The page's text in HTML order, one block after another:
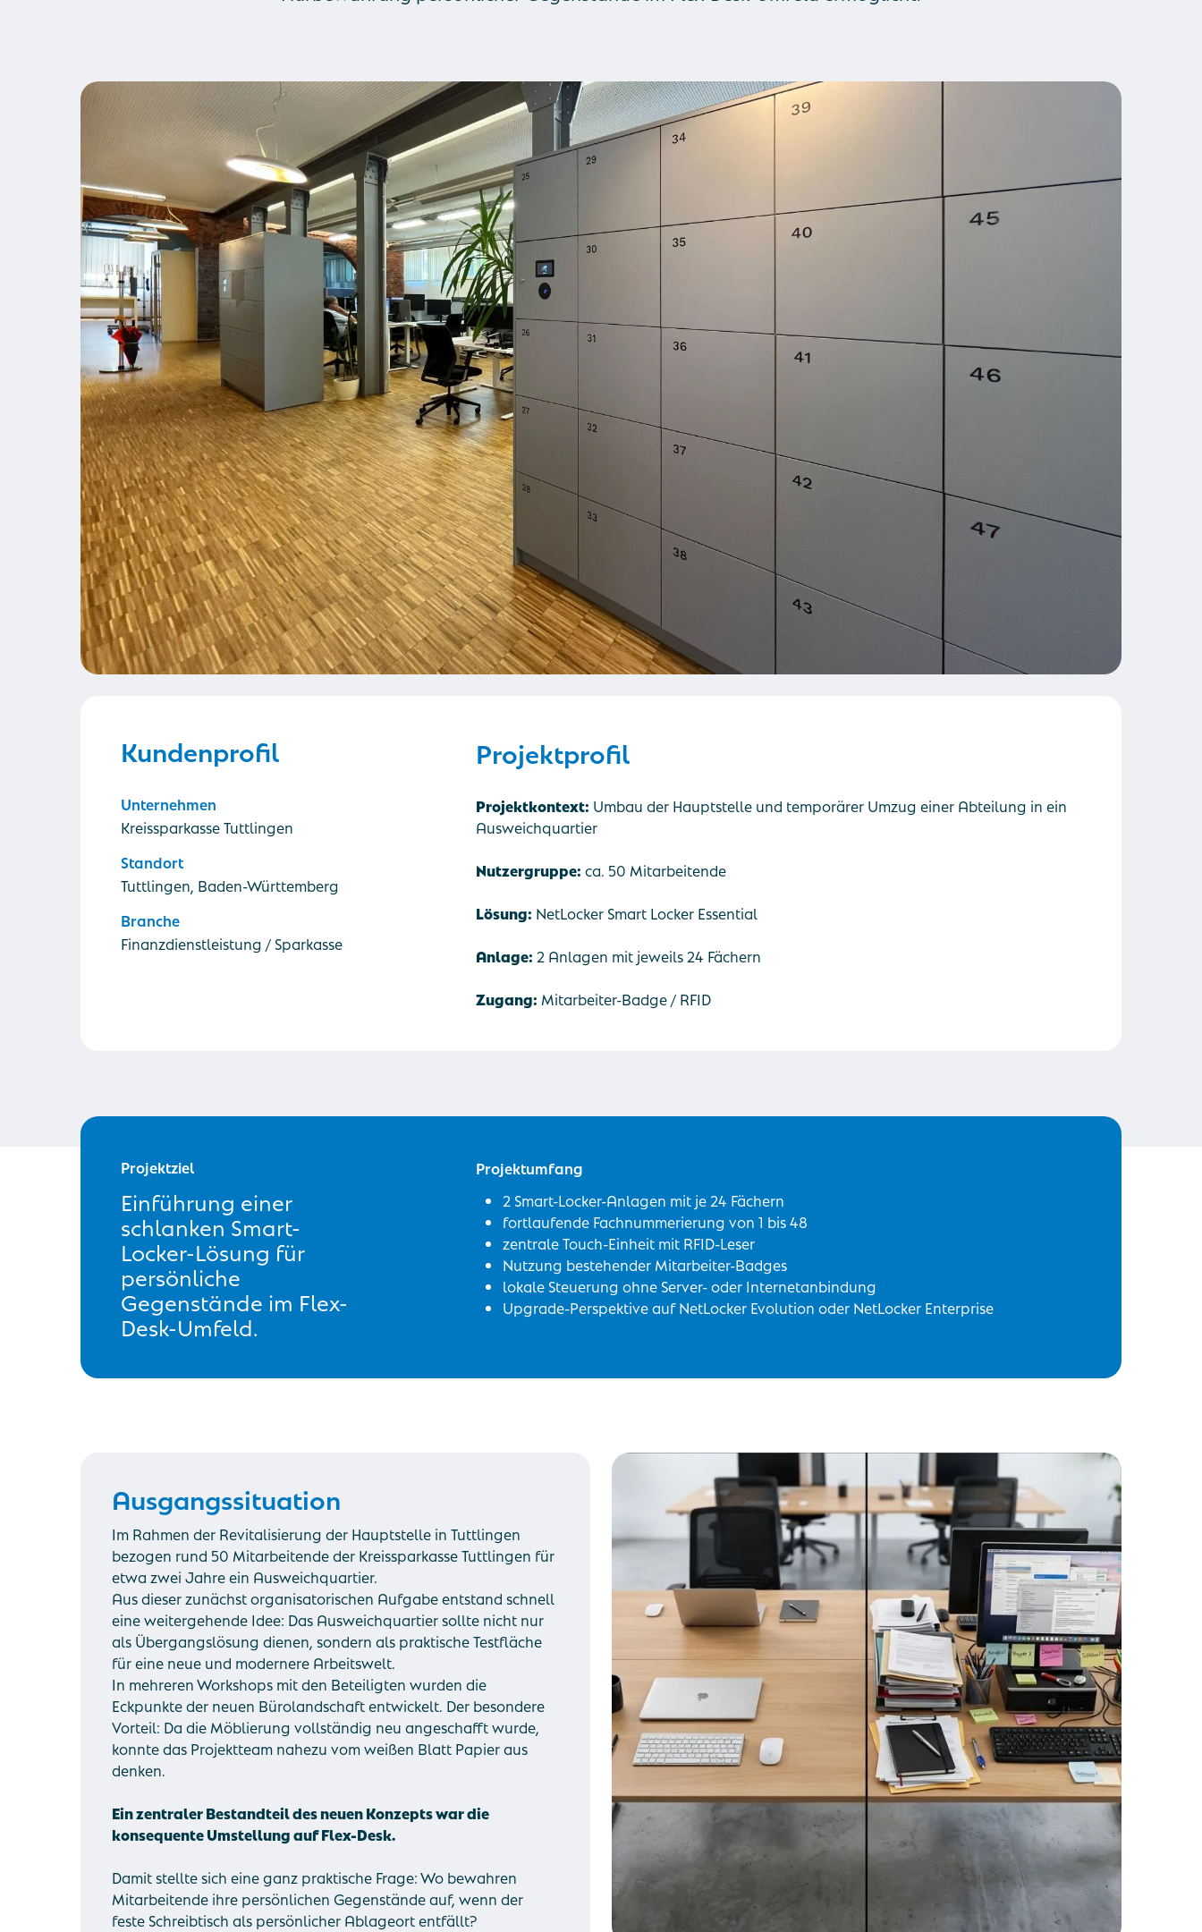
Kundenprofil
Unternehmen
Kreissparkasse Tuttlingen
Standort
Tuttlingen, Baden-Württemberg
Branche
Finanzdienstleistung / Sparkasse
Projektprofil
Projektkontext: Umbau der Hauptstelle und temporärer Umzug einer Abteilung in ein
Ausweichquartier
Nutzergruppe: ca. 50 Mitarbeitende
Lösung: NetLocker Smart Locker Essential
Anlage: 2 Anlagen mit jeweils 24 Fächern
Zugang: Mitarbeiter-Badge / RFID
Projektziel
Einführung einer
schlanken Smart-
Locker-Lösung für
persönliche
Gegenstände im Flex-
Desk-Umfeld.
Projektumfang
2 Smart-Locker-Anlagen mit je 24 Fächern
fortlaufende Fachnummerierung von 1 bis 48
zentrale Touch-Einheit mit RFID-Leser
Nutzung bestehender Mitarbeiter-Badges
lokale Steuerung ohne Server- oder Internetanbindung
Upgrade-Perspektive auf NetLocker Evolution oder NetLocker Enterprise
Ausgangssituation
Im Rahmen der Revitalisierung der Hauptstelle in Tuttlingen
bezogen rund 50 Mitarbeitende der Kreissparkasse Tuttlingen für
etwa zwei Jahre ein Ausweichquartier.
Aus dieser zunächst organisatorischen Aufgabe entstand schnell
eine weitergehende Idee: Das Ausweichquartier sollte nicht nur
als Übergangslösung dienen, sondern als praktische Testfläche
für eine neue und modernere Arbeitswelt.
In mehreren Workshops mit den Beteiligten wurden die
Eckpunkte der neuen Bürolandschaft entwickelt. Der besondere
Vorteil: Da die Möblierung vollständig neu angeschafft wurde,
konnte das Projektteam nahezu vom weißen Blatt Papier aus
denken.
Ein zentraler Bestandteil des neuen Konzepts war die
konsequente Umstellung auf Flex-Desk.
Damit stellte sich eine ganz praktische Frage: Wo bewahren
Mitarbeitende ihre persönlichen Gegenstände auf, wenn der
feste Schreibtisch als persönlicher Ablageort entfällt?